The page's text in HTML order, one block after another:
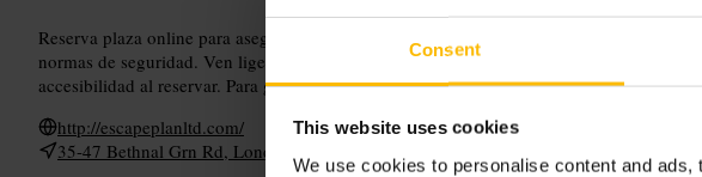
Consent
This website uses cookies
We use cookies to personalise content and
Reserva plaza online para asegurar el horario. Llega unos minutos antes para la
normas de seguridad. Ven ligero, deja bolsos grandes en taquilla si hay. Indica
accesibilidad al reservar. Para grupos de empresa, pregunta por opciones de briefing o
http://escapeplanltd.com/
35-47 Bethnal Grn Rd, London E1 6LA, UK